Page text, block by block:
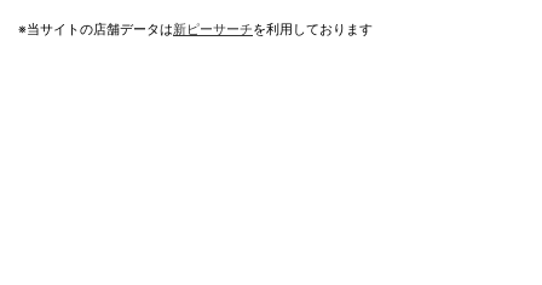
※当サイトの店舗データは新ピーサーチを利用しております